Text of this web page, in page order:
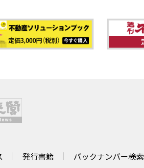
発行書籍 バックナンバー検索